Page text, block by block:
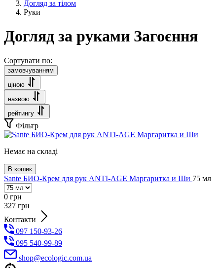
Догляд за тілом
Руки
Догляд за руками Загоєння
Сортувати по:
замовчуванням
ціною
назвою
рейтингу
Фільтр
Немає на складі
В кошик
Sante БИО-Крем для рук ANTI-AGE Маргаритка и Ши 75 мл
0 грн
327 грн
Контакти
097 150-93-26
095 540-99-89
shoр@ecologic.com.ua